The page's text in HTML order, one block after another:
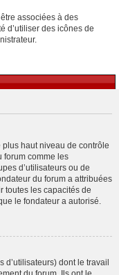
associées à des
d’utiliser des icônes de
haut niveau de contrôle
forum comme les
d’utilisateurs ou de
du forum a attribuées
toutes les capacités de
le fondateur a autorisé.
d’utilisateurs) dont le travail